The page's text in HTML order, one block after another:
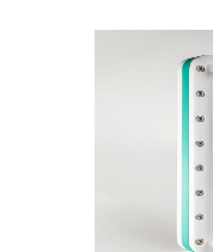
Краснодар